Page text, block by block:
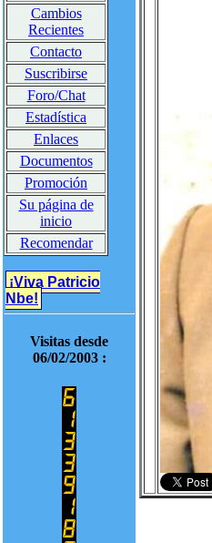
Cambios
Recientes
Contacto
Suscribirse
Foro/Chat
Estadística
Enlaces
Documentos
Promoción
Su página de
inicio
Recomendar
¡Viva Patricio
Nbe!
Visitas desde
06/02/2003 :